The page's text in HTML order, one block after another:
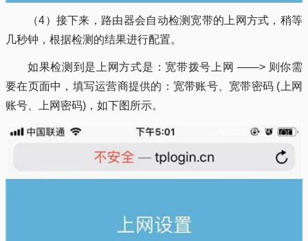
（4）接下来，路由器会自动检测宽带的上网方式，稍等
几秒钟，根据检测的结果进行配置。
如果检测到是上网方式是：宽带拨号上网 ——> 则你需
要在页面中，填写运营商提供的：宽带账号、宽带密码 (上网
账号、上网密码)，如下图所示。